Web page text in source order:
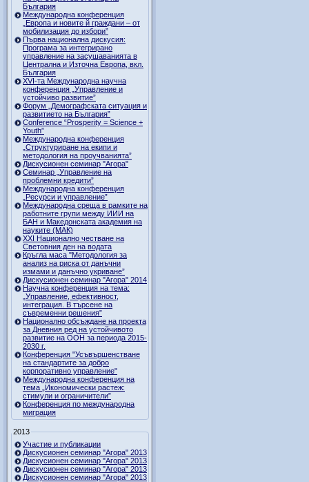
България
Международна конференция
„Европа и новите й граждани – от
мобилизация до избори”
Първа национална дискусия:
Програма за интегрирано
управление на засушаванията в
Централна и Източна Европа, вкл.
България
ХVI-та Международна научна
конференция „Управление и
устойчиво развитие”
Форум „Демографската ситуация и
развитието на България”
Conference “Prosperity = Science +
Youth”
Международна конференция
„Структуриране на екипи и
методология на проучванията”
Дискусионен семинар "Агора"
Семинар „Управление на
проблемни кредити”
Международна конференция
„Ресурси и управление”
Международна среща в рамките на
работните групи между ИИИ на
БАН и Македонската академия на
науките (МАК)
XXI Национално честване на
Световния ден на водата
Кръгла маса "Методология за
анализ на риска от данъчни
измами и данъчно укриване”
Дискусионен семинар "Агора" 2014
Научна конференция на тема:
„Управление, ефективност,
интеграция. В търсене на
съвременни решения”
Национално обсъждане на проекта
за Дневния ред на устойчивото
развитие на ООН за периода 2015-
2030 г.
Конференция "Усъвършенстване
на стандартите за добро
корпоративно управление"
Международна конференция на
тема „Икономически растеж:
стимули и ограничители”
Конференция по международна
миграция
2013
Участие и публикации
Дискусионен семинар "Агора" 2013
Дискусионен семинар "Агора" 2013
Дискусионен семинар "Агора" 2013
Дискусионен семинар "Агора" 2013